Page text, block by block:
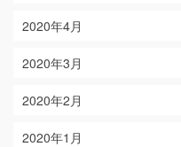
2020年4月
2020年3月
2020年2月
2020年1月